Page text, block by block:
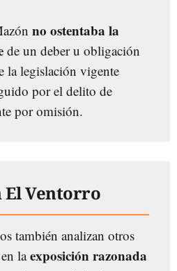
no ostentaba la
de un deber u obligación
la legislación vigente
por el delito de
por omisión.
El Ventorro
también analizan otros
laexposición razonada